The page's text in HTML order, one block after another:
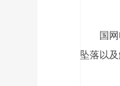
国
坠落以